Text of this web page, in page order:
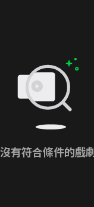
沒有符合條件的戲